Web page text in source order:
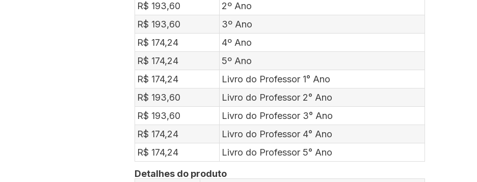
R$ 193,60
2º Ano
R$ 193,60
3º Ano
R$ 174,24
4º Ano
R$ 174,24
5º Ano
R$ 174,24
Livro do Professor 1° Ano
R$ 193,60
Livro do Professor 2° Ano
R$ 193,60
Livro do Professor 3° Ano
R$ 174,24
Livro do Professor 4° Ano
R$ 174,24
Livro do Professor 5° Ano
Detalhes do produto